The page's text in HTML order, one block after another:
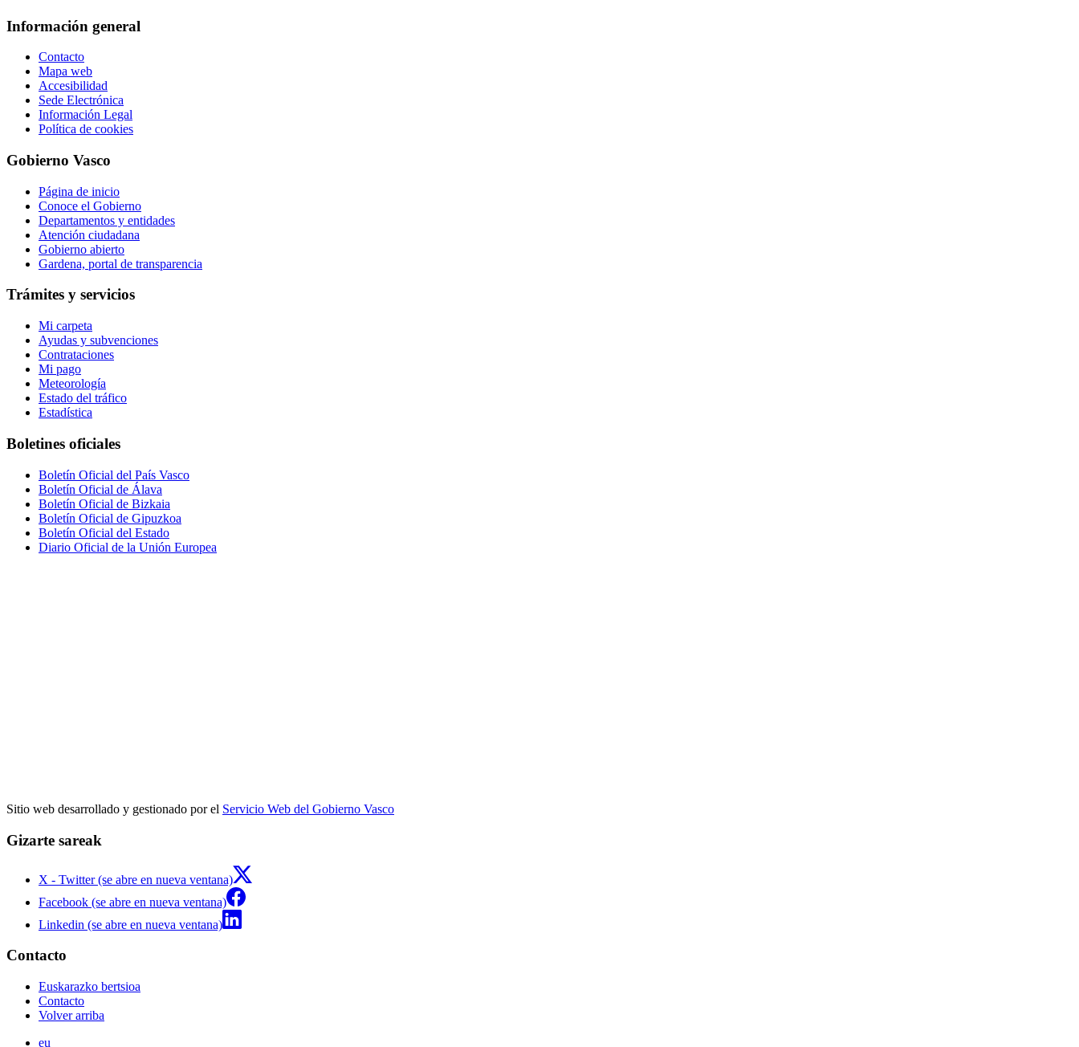
Información general
Contacto
Mapa web
Accesibilidad
Sede Electrónica
Información Legal
Política de cookies
Gobierno Vasco
Página de inicio
Conoce el Gobierno
Departamentos y entidades
Atención ciudadana
Gobierno abierto
Gardena, portal de transparencia
Trámites y servicios
Mi carpeta
Ayudas y subvenciones
Contrataciones
Mi pago
Meteorología
Estado del tráfico
Estadística
Boletines oficiales
Boletín Oficial del País Vasco
Boletín Oficial de Álava
Boletín Oficial de Bizkaia
Boletín Oficial de Gipuzkoa
Boletín Oficial del Estado
Diario Oficial de la Unión Europea
Sitio web desarrollado y gestionado por el Servicio Web del Gobierno Vasco
Gizarte sareak
X - Twitter (se abre en nueva ventana)
Facebook (se abre en nueva ventana)
Linkedin (se abre en nueva ventana)
Contacto
Euskarazko bertsioa
Contacto
Volver arriba
eu